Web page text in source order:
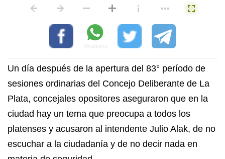
Un día después de la apertura del 83° período de
sesiones ordinarias del Concejo Deliberante de La
Plata, concejales opositores aseguraron que en la
ciudad hay un tema que preocupa a todos los
platenses y acusaron al intendente Julio Alak, de no
escuchar a la ciudadanía y de no decir nada en